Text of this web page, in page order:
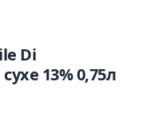
Di
13% 0,75л